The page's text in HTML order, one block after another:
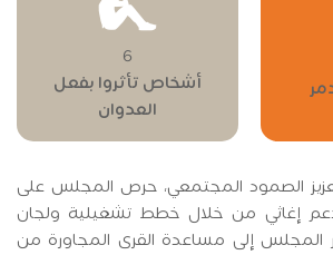
6
أشخاص تأثروا بفعل
العدوان
الصمود المجتمعي، حرص المجلس على
إغاثي من خلال خطط تشغيلية ولجان
المجلس إلى مساعدة القرى المجاورة من